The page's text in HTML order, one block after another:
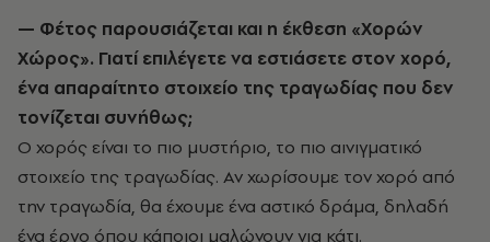
— Φέτος παρουσιάζεται και η έκθεση «Χορών
Χώρος». Γιατί επιλέγετε να εστιάσετε στον χορό,
ένα απαραίτητο στοιχείο της τραγωδίας που δεν
τονίζεται συνήθως;
Ο χορός είναι το πιο μυστήριο, το πιο αινιγματικό
στοιχείο της τραγωδίας. Αν χωρίσουμε τον χορό από
την τραγωδία, θα έχουμε ένα αστικό δράμα, δηλαδή
ένα έργο όπου κάποιοι μαλώνουν για κάτι.